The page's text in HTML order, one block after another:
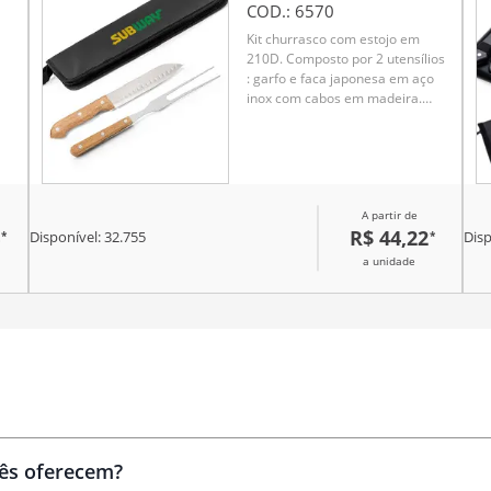
*
COD.: 6570
Kit churrasco com estojo em
210D. Composto por 2 utensílios
: garfo e faca japonesa em aço
inox com cabos em madeira.
Dimensão da mala:
Disponível:32.755
A partir de
R$ 44,22*
a unidade
oferecem?